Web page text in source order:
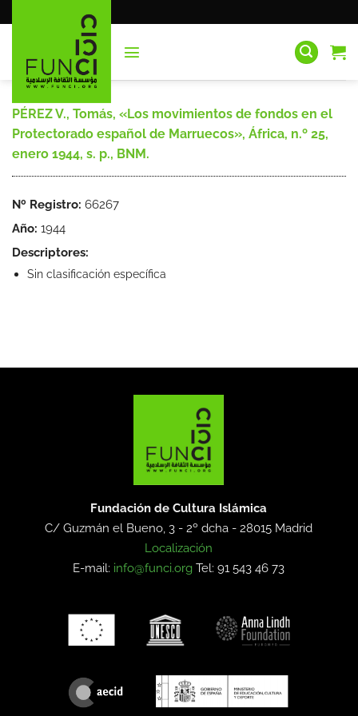
al
PÉREZ V., Tomás, «Los movimientos de fondos en el
Protectorado español de Marruecos», África, n.º 25,
enero 1944, s. p., BNM.
Nº Registro: 66267
Año: 1944
Descriptores:
Sin clasificación específica
Fundación de Cultura Islámica
C/ Guzmán el Bueno, 3 - 2º dcha -28015 Madrid
Localización
E-mail: info@funci.org Tel: 91 543 46 73